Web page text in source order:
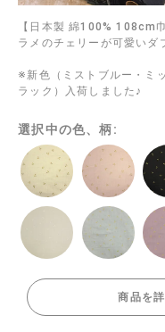
【日本製 綿100% 108cm巾
ラメのチェリーが可愛いダ
※新色（ミストブルー・ミ
ラック）入荷しました♪
選択中の色、柄:
商品を